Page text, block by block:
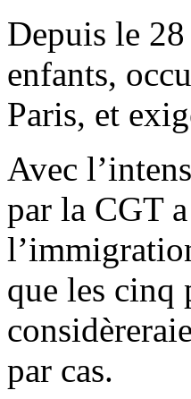
Depuis le
enfants,
Paris, et
Avec
par la CGT
que les cinq
par cas.